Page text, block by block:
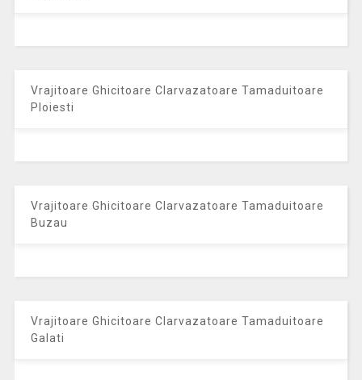
Vrajitoare Ghicitoare Clarvazatoare Tamaduitoare
Ploiesti
Vrajitoare Ghicitoare Clarvazatoare Tamaduitoare
Buzau
Vrajitoare Ghicitoare Clarvazatoare Tamaduitoare
Galati